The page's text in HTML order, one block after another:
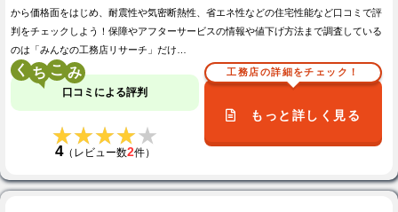
から価格面をはじめ、耐震性や気密断熱性、省エネ性などの住宅性能など口コミで評
判をチェックしよう！保障やアフターサービスの情報や値下げ方法まで調査している
のは「みんなの工務店リサーチ」だけ…
く こ
口コミによる評判
★★★★★
★★★★★
4（レビュー数2件）
工務店の詳細をチェック！
もっと詳しく見る